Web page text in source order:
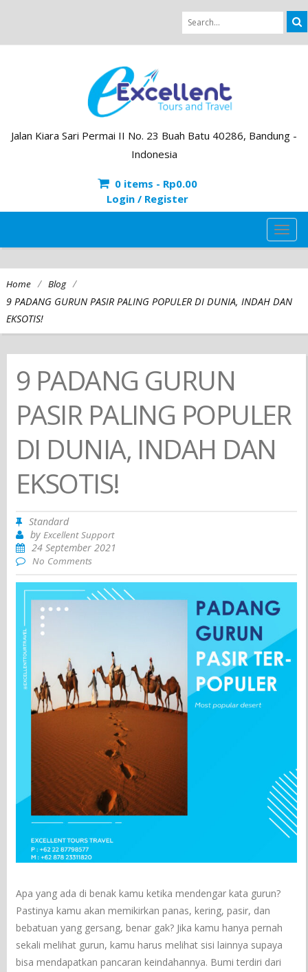
Jalan Kiara Sari Permai II No. 23 Buah Batu 40286, Bandung -
Indonesia
0 items - Rp0.00
Login / Register
Home / Blog /
9 PADANG GURUN PASIR PALING POPULER DI DUNIA, INDAH DAN
EKSOTIS!
9 PADANG GURUN
PASIR PALING POPULER
DI DUNIA, INDAH DAN
EKSOTIS!
Standard
byExcellent Support
24 September 2021
No Comments
Apa yang ada di benak kamu ketika mendengar kata gurun?
Pastinya kamu akan memikirkan panas, kering, pasir, dan
bebatuan yang gersang, benar gak? Jika kamu hanya pernah
sekali melihat gurun, kamu harus melihat sisi lainnya supaya
bisa mendapatkan pancaran keindahannya. Bumi terdiri dari